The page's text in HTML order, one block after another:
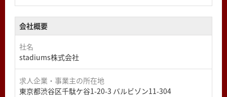
会社概要
社名
stadiums株式会社
求人企業・事業主の所在地
東京都渋谷区千駄ケ谷1-20-3 バルビゾン11-304